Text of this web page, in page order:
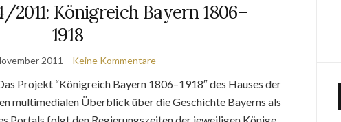
Königreich Bayern 1806–
1918
2011 Keine Kommentare
Projekt “Königreich Bayern 1806–1918″ des Hauses der
multimedialen Überblick über die Geschichte Bayerns als